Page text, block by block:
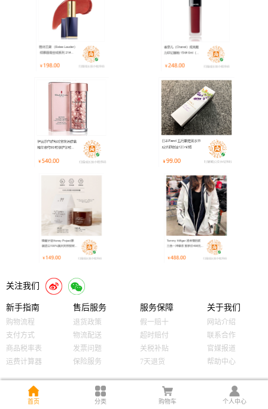
关注我们
新手指南
购物流程
支付方式
商品税率表
运费计算器
售后服务
退货政策
物流配送
发票问题
保险服务
服务保障
假一赔十
超时赔付
关税补贴
7天退货
关于我们
网站介绍
联系合作
官媒报道
帮助中心
首页 分类 购物车 个人中心